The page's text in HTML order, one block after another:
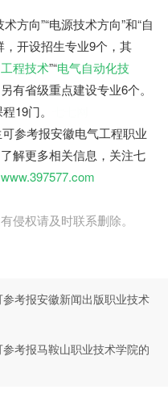
方向”“电源技术方向”和“自
，开设招生专业9个，其
程技术”“电气自动化技
有省级重点建设专业6个。
19门。
参考报安徽电气工程职业
解更多相关信息，关注七
www.397577.com
侵权请及时联系删除。
考报安徽新闻出版职业技术
考报马鞍山职业技术学院的